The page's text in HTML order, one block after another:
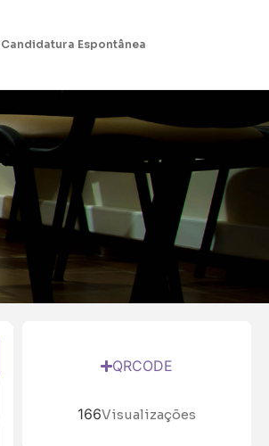
Candidatura Espontânea
QRCODE
166Visualizações